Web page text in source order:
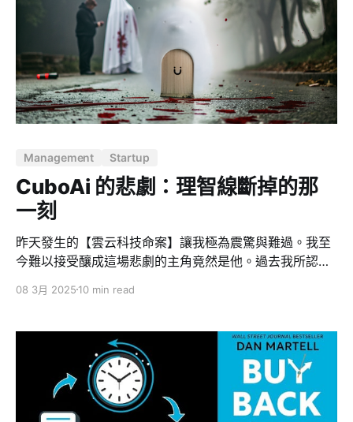
大化的路徑圖。 為何需要成為超級個體？ 時代已經改變
當今社會呈現出幾個明顯的特徵： 1. 組織壽命越來越短，
而人的壽命越來越長：世界 500 強企業的平均壽命僅有
35 年，預計到 2020 年可能只有 20 年，而人類有可能
活過 100 歲。這意味著未來的人可能需要經歷 10 家公
司、2-3 個城市、3-4 個行業，甚至 2-3 段婚姻。 2.
Management Startup
CuboAi 的悲劇：理智線斷掉的那
一刻
昨天發生的【雲云科技命案】讓我極為震驚與難過。我至
今難以接受釀成這場悲劇的主角竟然是他。過去我所認識
卻無情地提醒我們：當情緒失控到極端，悲劇可能就在眼
環境，成功率非常低。在台灣創辦人有了一個好的 idea，
你要自己開始學所有的東西：產品、技術、行銷、管理、
銷售、財務、會計、募資、客服。」－Sega 創業本就艱
辛，尤其在台灣這片土地上，創業者面對的壓力與孤獨，
遠遠超過外界的想像，加上社會普遍缺乏對創業過程的理
08 3月 2025 10 min read